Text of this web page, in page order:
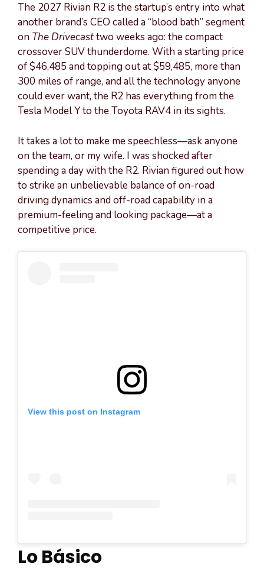
The 2027 Rivian R2 is the startup’s entry into what
another brand’s CEO called a “blood bath” segment
on The Drivecasttwo weeks ago: the compact
crossover SUV thunderdome. With a starting price
of $46,485 and topping out at $59,485, more than
300 miles of range, and all the technology anyone
could ever want, the R2 has everything from the
Tesla Model Y to the Toyota RAV4 in its sights.
It takes a lot to make me speechless—ask anyone
on the team, or my wife. I was shocked after
spending a day with the R2. Rivian figured out how
to strike an unbelievable balance of on-road
driving dynamics and off-road capability in a
premium-feeling and looking package—at a
competitive price.
View this post on Instagram
Lo Básico